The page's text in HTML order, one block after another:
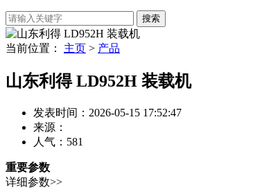
当前位置： 主页 > 产品
山东利得 LD952H 装载机
发表时间：2026-05-15 17:52:47
来源：
人气： 581
重要参数
详细参数>>